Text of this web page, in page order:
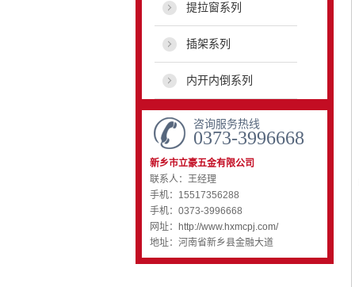
提拉窗系列
插架系列
内开内倒系列
咨询服务热线
0373-3996668
新乡市立豪五金有限公司
联系人：王经理
手机：15517356288
手机：0373-3996668
网址：
http://www.hxmcpj.com/
地址：河南省新乡县金融大道